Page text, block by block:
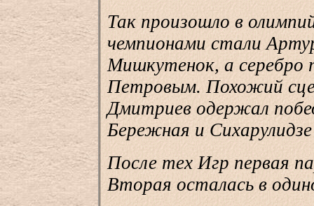
Так произошло в
чемпионами стали
Мишкутенок, а серебро
Петровым. Похожий
Дмитриев одержал
Бережная и
После тех Игр первая
Вторая осталась в